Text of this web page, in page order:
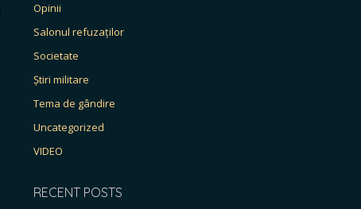
Opinii
Salonul refuzaților
Societate
Știri militare
Tema de gândire
Uncategorized
VIDEO
RECENT POSTS